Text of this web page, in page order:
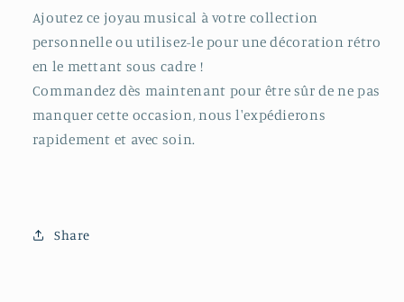
Ajoutez ce joyau musical à votre collection
personnelle ou utilisez-le pour une décoration rétro
en le mettant sous cadre !
Commandez dès maintenant pour être sûr de ne pas
manquer cette occasion, nous l'expédierons
rapidement et avec soin.
Share